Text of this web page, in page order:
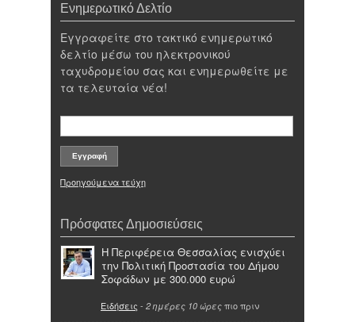
Ενημερωτικό Δελτίο
Εγγραφείτε στο τακτικό ενημερωτικό
δελτίο μέσω του ηλεκτρονικού
ταχυδρομείου σας και ενημερωθείτε με
τα τελευταία νέα!
Προηγούμενα τεύχη
Πρόσφατες Δημοσιεύσεις
Η Περιφέρεια Θεσσαλίας ενισχύει
την Πολιτική Προστασία του Δήμου
Σοφάδων με 300.000 ευρώ
Ειδήσεις - 2 ημέρες 10 ώρες πιο πριν